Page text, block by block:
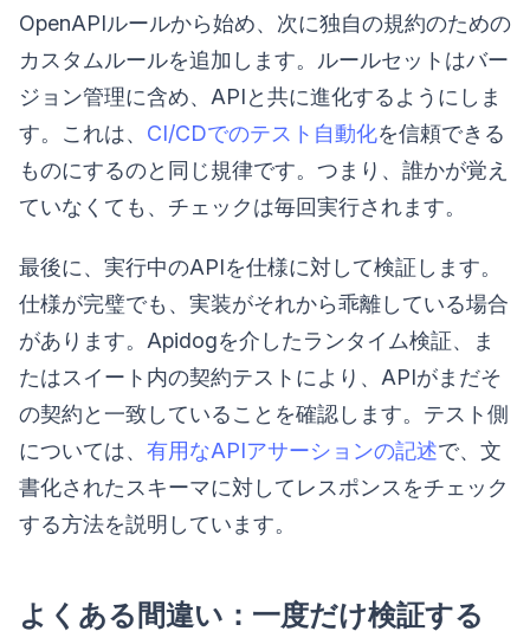
OpenAPIルールから始め、次に独自の規約のための
カスタムルールを追加します。ルールセットはバー
ジョン管理に含め、APIと共に進化するようにしま
す。これは、 CI/CDでのテスト自動化を信頼できる
ものにするのと同じ規律です。つまり、誰かが覚え
ていなくても、チェックは毎回実行されます。
最後に、実行中のAPIを仕様に対して検証します。
仕様が完璧でも、実装がそれから乖離している場合
があります。Apidogを介したランタイム検証、ま
たはスイート内の契約テストにより、APIがまだそ
の契約と一致していることを確認します。テスト側
については、 有用なAPIアサーションの記述で、文
書化されたスキーマに対してレスポンスをチェック
する方法を説明しています。
よくある間違い：一度だけ検証する